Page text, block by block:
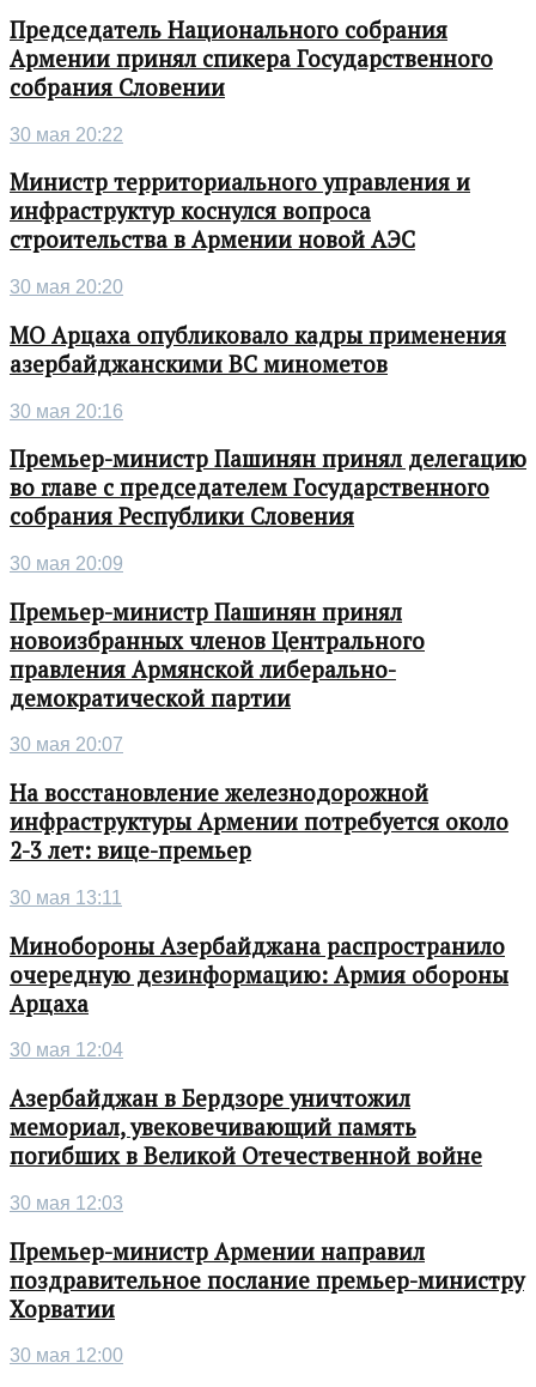
Председатель Национального собрания
Армении принял спикера Государственного
собрания Словении
30 мая 20:22
Министр территориального управления и
инфраструктур коснулся вопроса
строительства в Армении новой АЭС
30 мая 20:20
МО Арцаха опубликовало кадры применения
азербайджанскими ВС минометов
30 мая 20:16
Премьер-министр Пашинян принял делегацию
во главе с председателем Государственного
собрания Республики Словения
30 мая 20:09
Премьер-министр Пашинян принял
новоизбранных членов Центрального
правления Армянской либерально-
демократической партии
30 мая 20:07
На восстановление железнодорожной
инфраструктуры Армении потребуется около
2-3 лет: вице-премьер
30 мая 13:11
Минобороны Азербайджана распространило
очередную дезинформацию: Армия обороны
Арцаха
30 мая 12:04
Азербайджан в Бердзоре уничтожил
мемориал, увековечивающий память
погибших в Великой Отечественной войне
30 мая 12:03
Премьер-министр Армении направил
поздравительное послание премьер-министру
Хорватии
30 мая 12:00